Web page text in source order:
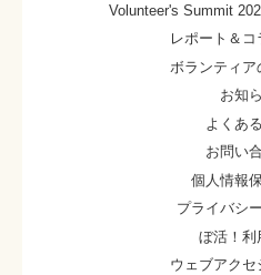
Volunteer's Summit
レポート＆コ
ボランティア
お知
よくあ
お問い
個人情報
プライバシ
ぼ活！利
ウェブアクセ